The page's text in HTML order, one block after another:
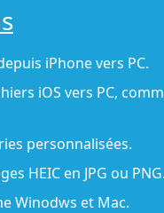
iPhone vers PC.
iOS vers PC,
personnalisées.
HEIC en JPG ou PNG.
Winodws et Mac.